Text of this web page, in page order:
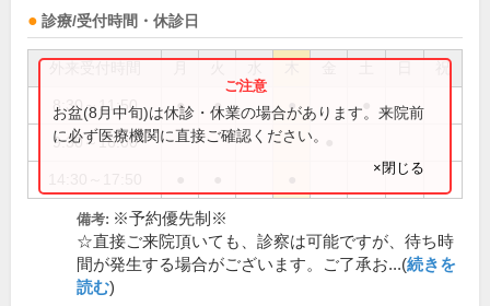
診療/受付時間・休診日
祝
8:30～11:50 ● ● ●
9:30～16:00
お盆(8月中旬)は休診・休業の場合があります。来院前
に必ず医療機関に直接ご確認ください。
×閉じる
備考: ※予約優先制※
☆直接ご来院頂いても、診察は可能ですが、待ち時
間が発生する場合がございます。ご了承お...(続きを
読む)